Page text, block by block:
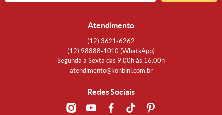
Atendimento
(12) 3621-6262
(12) 98888-1010 (WhatsApp)
Segunda a Sexta das 9:00h às 16:00h
atendimento@konbini.com.br
Redes Sociais